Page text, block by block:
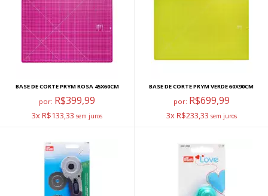
BASE DE CORTE PRYM ROSA 45X60CM
por: R$399,99
3x R$133,33
BASE DE CORTE PRYM VERDE 60X90CM
por: R$699,99
3x R$233,33